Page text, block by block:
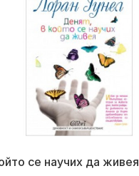
се научих да живея